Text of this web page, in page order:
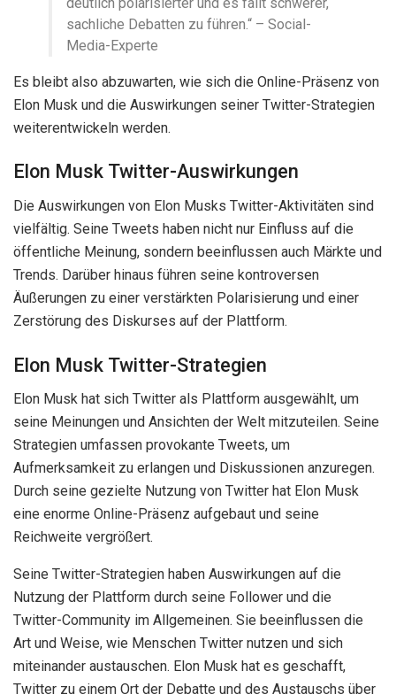
sachliche Debatten zu führen.“ – Social-
Media-Experte
Es bleibt also abzuwarten, wie sich die Online-Präsenz von
Elon Musk und die Auswirkungen seiner Twitter-Strategien
weiterentwickeln werden.
Elon Musk Twitter-Auswirkungen
Die Auswirkungen von Elon Musks Twitter-Aktivitäten sind
vielfältig. Seine Tweets haben nicht nur Einfluss auf die
öffentliche Meinung, sondern beeinflussen auch Märkte und
Trends. Darüber hinaus führen seine kontroversen
Äußerungen zu einer verstärkten Polarisierung und einer
Zerstörung des Diskurses auf der Plattform.
Elon Musk Twitter-Strategien
Elon Musk hat sich Twitter als Plattform ausgewählt, um
seine Meinungen und Ansichten der Welt mitzuteilen. Seine
Strategien umfassen provokante Tweets, um
Aufmerksamkeit zu erlangen und Diskussionen anzuregen.
Durch seine gezielte Nutzung von Twitter hat Elon Musk
eine enorme Online-Präsenz aufgebaut und seine
Reichweite vergrößert.
Seine Twitter-Strategien haben Auswirkungen auf die
Nutzung der Plattform durch seine Follower und die
Twitter-Community im Allgemeinen. Sie beeinflussen die
Art und Weise, wie Menschen Twitter nutzen und sich
miteinander austauschen. Elon Musk hat es geschafft,
Twitter zu einem Ort der Debatte und des Austauschs über